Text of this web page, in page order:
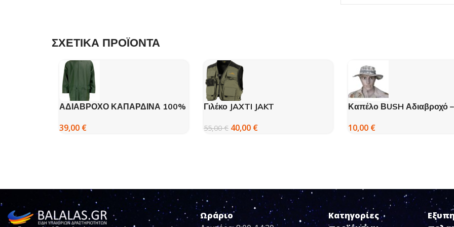
ΣΧΕΤΙΚΑ ΠΡΟΪΟΝΤΑ
ΑΔΙΑΒΡΟΧΟ ΚΑΠΑΡΔΙΝΑ 100%
39,00 €
Γιλέκο JAXTI JAKT
55,00€ 40,00 €
Καπέλο ΒUSH Αδιαβροχό
10,00 €
Ωράριο
Κατηγορίες